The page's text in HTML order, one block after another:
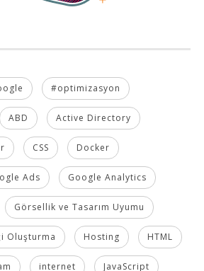
#optimizasyon
ABD Active Directory
CSS Docker
Ads Google Analytics
Görsellik ve Tasarım Uyumu
Oluşturma Hosting HTML
internet JavaScript